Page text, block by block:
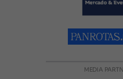
MEDIA